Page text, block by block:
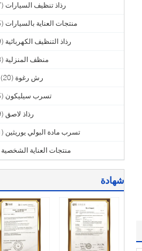
رذاذ تنظيف السيارات (17)
منتجات العناية بالسيارات (25)
رذاذ التنظيف الكهربائية (19)
منظف ​​المنزلية (28)
رش رغوة Pu (20)
تسرب سيليكون (25)
رذاذ لاصق (19)
تسرب مادة البولي يوريثين (21)
منتجات العناية الشخصية
شهادة